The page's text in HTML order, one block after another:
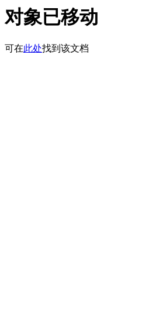
对象已移动
可在此处找到该文档